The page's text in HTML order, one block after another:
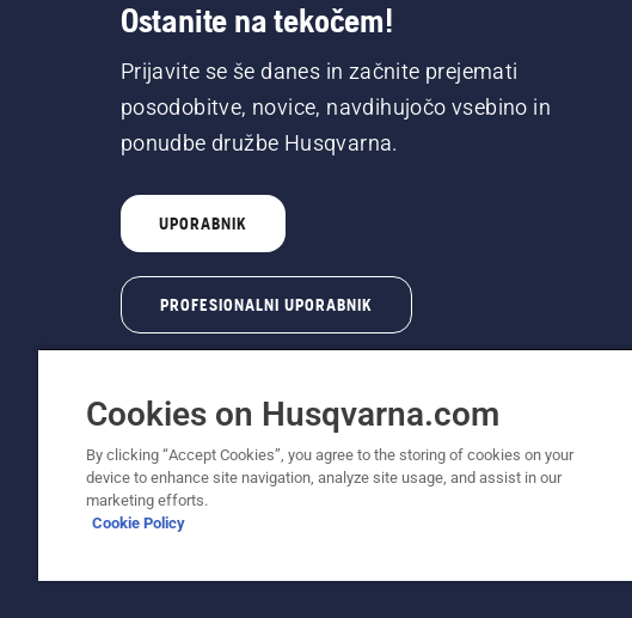
Ostanite na tekočem!
Prijavite se še danes in začnite prejemati
posodobitve, novice, navdihujočo vsebino in
ponudbe družbe Husqvarna.
UPORABNIK
PROFESIONALNI UPORABNIK
© Husqvarna AB (obj). Vse pravice pridržane. Prikazane
Pravilnik o uporabi piškotkov
Cookies on Husqvarna.com
By clicking “Accept Cookies”, you agree to the storing of cookies on your
device to enhance site navigation, analyze site usage, and assist in our
marketing efforts.
Cookie Policy